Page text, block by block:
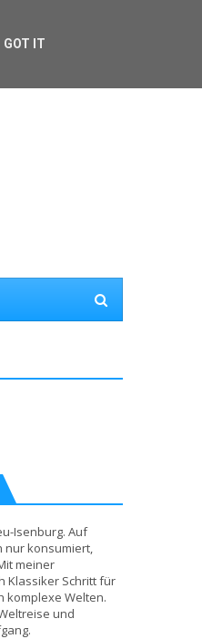
Isenburg. Auf
nur konsumiert,
meiner
Klassiker Schritt für
komplexe Welten.
und
GOT IT